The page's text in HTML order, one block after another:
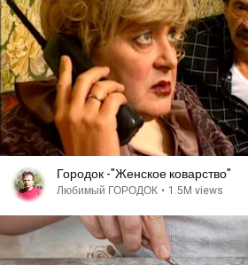
Городок -"Женское коварство"
Любимый ГОРОДОК • 1.5M views